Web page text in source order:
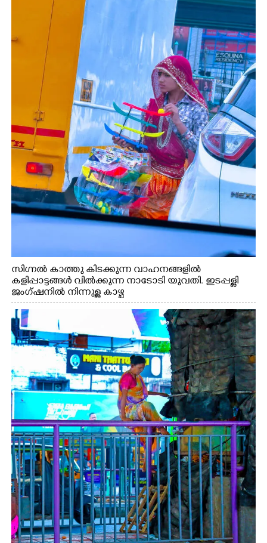
സിഗ്നൽ കാത്തു കിടക്കുന്ന വാഹനങ്ങളിൽ
കളിപ്പാട്ടങ്ങൾ വിൽക്കുന്ന നാടോടി യുവതി. ഇടപ്പള്ളി
ജംഗ്ഷനിൽ നിന്നുള്ള കാഴ്ച